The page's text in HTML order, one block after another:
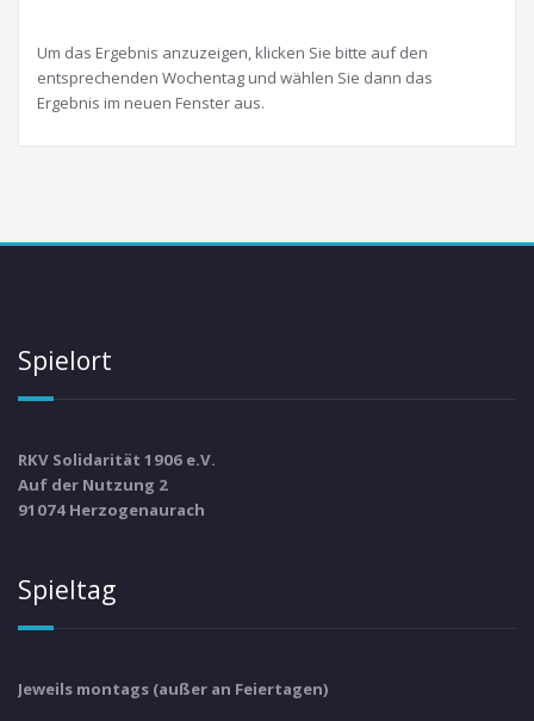
Um das Ergebnis anzuzeigen, klicken Sie bitte auf den
entsprechenden Wochentag und wählen Sie dann das
Ergebnis im neuen Fenster aus.
Spielort
RKV Solidarität 1906 e.V.
Auf der Nutzung 2
91074 Herzogenaurach
Spieltag
Jeweils montags (außer an Feiertagen)